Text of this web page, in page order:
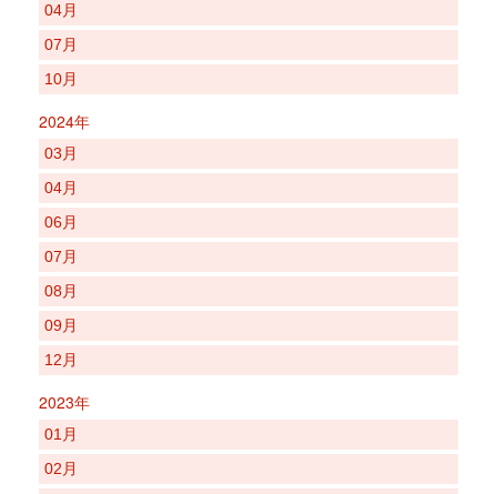
04月
07月
10月
2024年
03月
04月
06月
07月
08月
09月
12月
2023年
01月
02月